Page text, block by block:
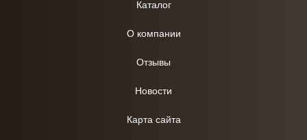
Каталог
О компании
Отзывы
Новости
Карта сайта